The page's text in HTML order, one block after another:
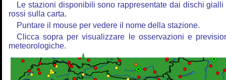
Le stazioni disponibili sono rappresentate dai dischi gialli
rossi sulla carta.
Puntare il mouse per vedere il nome della stazione.
Clicca sopra per visualizzare le osservazioni e
meteorologiche.